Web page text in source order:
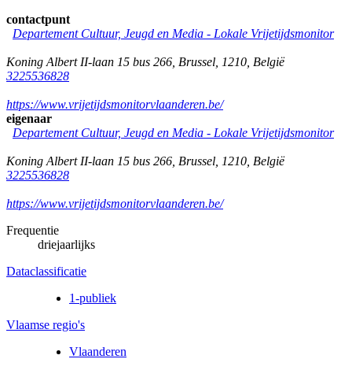
contactpunt
Departement Cultuur, Jeugd en Media - Lokale Vrijetijdsmonitor
Koning Albert II-laan 15 bus 266 Brussel 1210 België
3225536828
https://www.vrijetijdsmonitorvlaanderen.be/
eigenaar
Departement Cultuur, Jeugd en Media - Lokale Vrijetijdsmonitor
Koning Albert II-laan 15 bus 266 Brussel 1210 België
3225536828
https://www.vrijetijdsmonitorvlaanderen.be/
Frequentie
driejaarlijks
Dataclassificatie
1-publiek
Vlaamse regio's
Vlaanderen